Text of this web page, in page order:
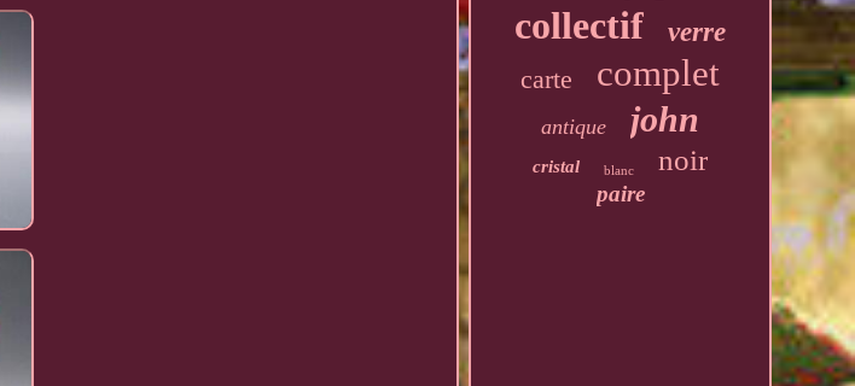
collectif
verre
carte
complet
antique john
cristal blanc noir
paire